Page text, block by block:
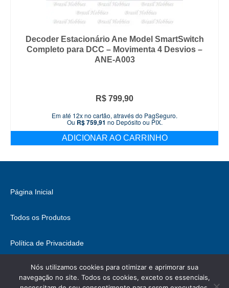
Decoder Estacionário Ane Model SmartSwitch
Completo para DCC – Movimenta 4 Desvios –
ANE-A003
R$ 799,90
Em até 12x no cartão, através do PagSeguro.
Ou R$759,91 no Depósito ou PIX.
ADICIONAR AO CARRINHO
Página Inicial
Todos os Produtos
Política de Privacidade
Fale Conosco
Nós utilizamos cookies para otimizar e aprimorar sua
navegação no site. Todos os cookies, exceto os essenciais,